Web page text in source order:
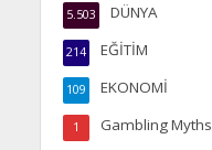
DÜNYA
5.503
EĞİTİM
214
EKONOMİ
109
Gambling Myths
1